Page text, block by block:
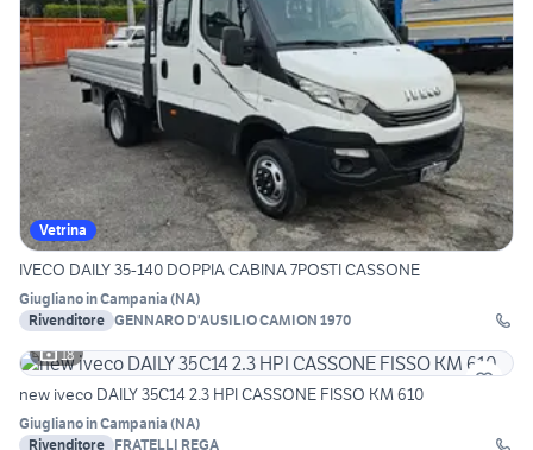
Vetrina
IVECO DAILY 35-140 DOPPIA CABINA 7POSTI CASSONE
Giugliano in Campania (NA)
Rivenditore GENNARO D'AUSILIO CAMION 1970
18
new iveco DAILY 35C14 2.3 HPI CASSONE FISSO KM 610
Giugliano in Campania (NA)
Rivenditore FRATELLI REGA